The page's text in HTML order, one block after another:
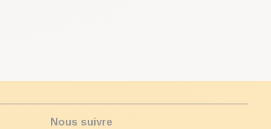
Nous suivre